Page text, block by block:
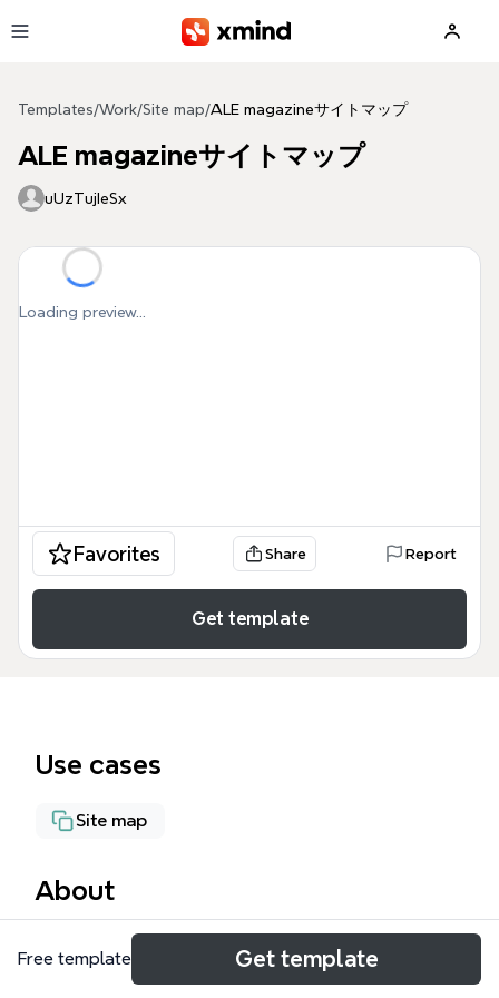
Templates/Work/Site map/ALE magazineサイトマップ
ALE magazineサイトマップ
uUzTujIeSx
Loading preview...
Favorites Share Report
Get template
Use cases
Site map
About
ALE magazineサイトマップは、ファッションメディ
アやECサイトの構造を整理するために設計された専
Free template Get template